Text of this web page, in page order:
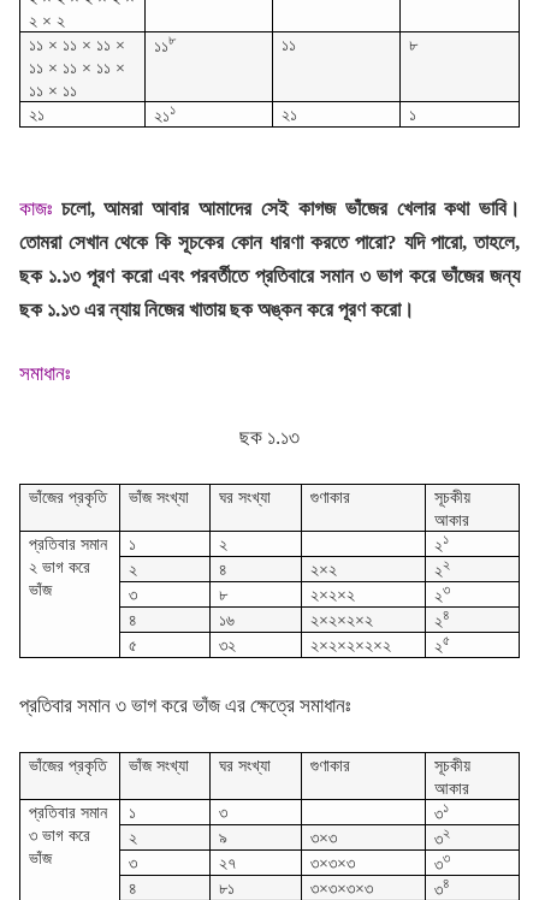
২ × ২
১১ × ১১ × ১১ ×
১১ × ১১ × ১১ ×
১১ × ১১
১১৮ ১১ ৮
২১ ২১১ ২১ ১
কাজঃ চলো, আমরা আবার আমাদের সেই কাগজ ভাঁজের খেলার কথা ভাবি।
তোমরা সেখান থেকে কি সূচকের কোন ধারণা করতে পারো? যদি পারো, তাহলে,
ছক ১.১৩ পূরণ করো এবং পরবর্তীতে প্রতিবারে সমান ৩ ভাগ করে ভাঁজের জন্য
ছক ১.১৩ এর ন্যায় নিজের খাতায় ছক অঙ্কন করে পূরণ করো।
সমাধানঃ
ছক ১.১৩
ভাঁজের প্রকৃতি ভাঁজ সংখ্যা ঘর সংখ্যা গুণাকার
সূচকীয়
আকার
প্রতিবার সমান
২ ভাগ করে
ভাঁজ
১ ২ ২১
২ ৪ ২×২ ২২
৩ ৮ ২×২×২ ২৩
৪ ১৬ ২×২×২×২ ২৪
৫ ৩২ ২×২×২×২×২ ২৫
প্রতিবার সমান ৩ ভাগ করে ভাঁজ এর ক্ষেত্রে সমাধানঃ
ভাঁজের প্রকৃতি ভাঁজ সংখ্যা ঘর সংখ্যা গুণাকার
সূচকীয়
আকার
প্রতিবার সমান
৩ ভাগ করে
ভাঁজ
১ ৩ ৩১
২ ৯ ৩×৩ ৩২
৩ ২৭ ৩×৩×৩ ৩৩
৪ ৮১ ৩×৩×৩×৩ ৩৪